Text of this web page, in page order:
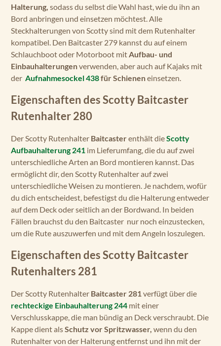
Halterung, sodass du selbst die Wahl hast, wie du ihn an
Bord anbringen und einsetzen möchtest. Alle
Steckhalterungen von Scotty sind mit dem Rutenhalter
kompatibel. Den Baitcaster 279 kannst du auf einem
Schlauchboot oder Motorboot mitAufbau- und
Einbauhalterungenverwenden, aber auch auf Kajaks mit
der Aufnahmesockel 438für Schieneneinsetzen.
Eigenschaften des Scotty Baitcaster
Rutenhalter 280
Der Scotty Rutenhalter Baitcasterenthält dieScotty
Aufbauhalterung 241 im Lieferumfang, die du auf zwei
unterschiedliche Arten an Bord montieren kannst. Das
ermöglicht dir, den Scotty Rutenhalter auf zwei
unterschiedliche Weisen zu montieren. Je nachdem, wofür
du dich entscheidest, befestigst du die Halterung entweder
auf dem Deck oder seitlich an der Bordwand. In beiden
Fällen brauchst du den Baitcaster nur noch einzustecken,
um die Rute auszuwerfen und mit dem Angeln loszulegen.
Eigenschaften des Scotty Baitcaster
Rutenhalters 281
Der Scotty Rutenhalter Baitcaster 281verfügt über die
rechteckige Einbauhalterung 244 mit einer
Verschlusskappe, die man bündig an Deck verschraubt. Die
Kappe dient alsSchutz vor Spritzwasser, wenn du den
Rutenhalter von der Halterung entfernst und ihn mit der